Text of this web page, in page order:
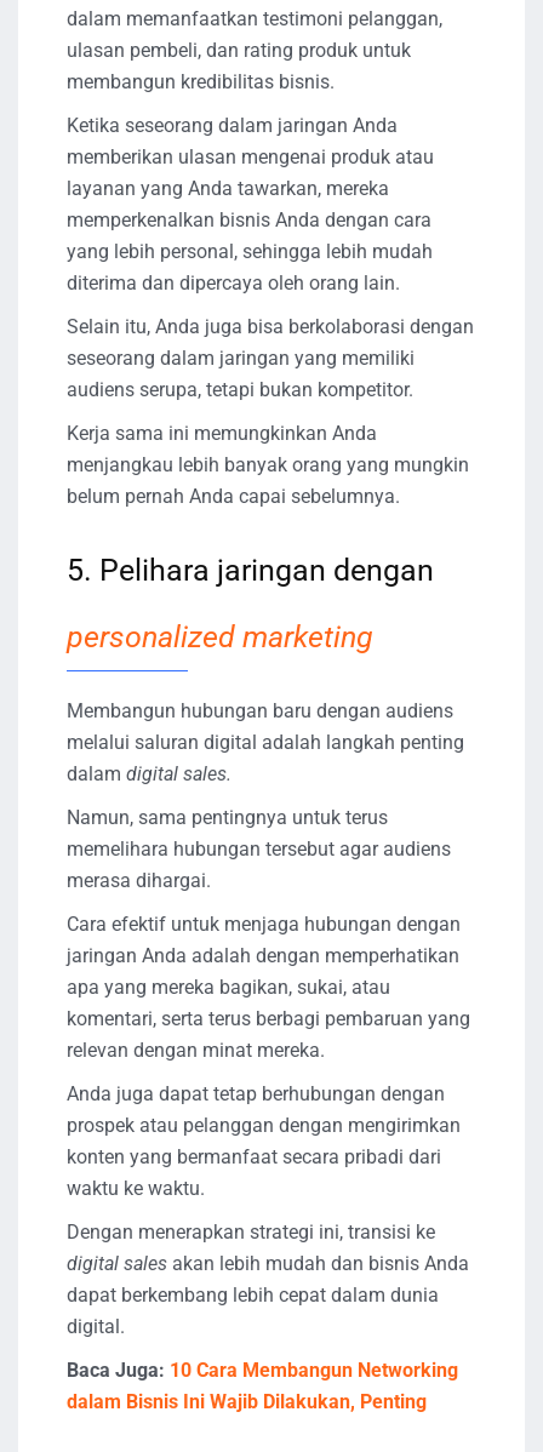
dalam memanfaatkan testimoni pelanggan,
ulasan pembeli, dan rating produk untuk
membangun kredibilitas bisnis.
Ketika seseorang dalam jaringan Anda
memberikan ulasan mengenai produk atau
layanan yang Anda tawarkan, mereka
memperkenalkan bisnis Anda dengan cara
yang lebih personal, sehingga lebih mudah
diterima dan dipercaya oleh orang lain.
Selain itu, Anda juga bisa berkolaborasi dengan
seseorang dalam jaringan yang memiliki
audiens serupa, tetapi bukan kompetitor.
Kerja sama ini memungkinkan Anda
menjangkau lebih banyak orang yang mungkin
belum pernah Anda capai sebelumnya.
5. Pelihara jaringan dengan
personalized marketing
Membangun hubungan baru dengan audiens
melalui saluran digital adalah langkah penting
dalam digital sales.
Namun, sama pentingnya untuk terus
memelihara hubungan tersebut agar audiens
merasa dihargai.
Cara efektif untuk menjaga hubungan dengan
jaringan Anda adalah dengan memperhatikan
apa yang mereka bagikan, sukai, atau
komentari, serta terus berbagi pembaruan yang
relevan dengan minat mereka.
Anda juga dapat tetap berhubungan dengan
prospek atau pelanggan dengan mengirimkan
konten yang bermanfaat secara pribadi dari
waktu ke waktu.
Dengan menerapkan strategi ini, transisi ke
digital sales akan lebih mudah dan bisnis Anda
dapat berkembang lebih cepat dalam dunia
digital.
Baca Juga: 10 Cara Membangun Networking
dalam Bisnis Ini Wajib Dilakukan, Penting